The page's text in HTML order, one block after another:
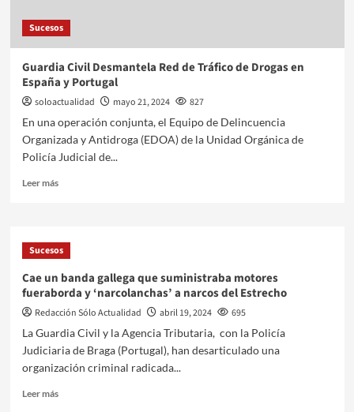
Sucesos
Guardia Civil Desmantela Red de Tráfico de Drogas en
España y Portugal
soloactualidad mayo 21, 2024
827
En una operación conjunta, el Equipo de Delincuencia
Organizada y Antidroga (EDOA) de la Unidad Orgánica de
Policía Judicial de...
Leer más
Sucesos
Cae un banda gallega que suministraba motores
fueraborda y ‘narcolanchas’ a narcos del Estrecho
Redacción Sólo Actualidad abril 19, 2024
695
La Guardia Civil y la Agencia Tributaria, con la Policía
Judiciaria de Braga (Portugal), han desarticulado una
organización criminal radicada...
Leer más